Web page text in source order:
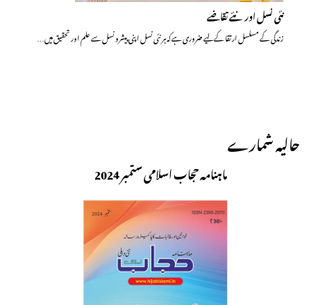
نئی نسل اور نئے تقاضے
زندگی کے مسلسل ارتقا کے لیے ضروری ہے کہ ہر نئی نسل اپنی پیشرو نسل سے علم اور تحقیق میں…
حالیہ شمارے
ماہنامہ حجاب اسلامی ستمبر 2024